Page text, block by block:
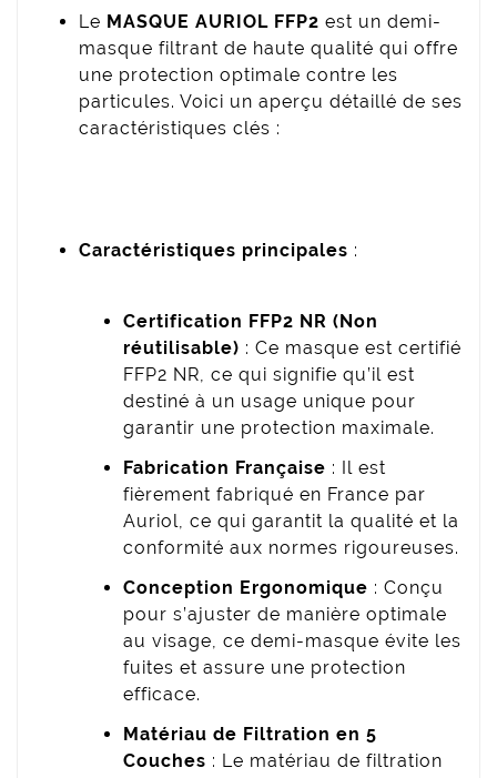
Le MASQUE AURIOL FFP2 est un demi-
masque filtrant de haute qualité qui offre
une protection optimale contre les
particules. Voici un aperçu détaillé de ses
caractéristiques clés :
Caractéristiques principales :
Certification FFP2 NR (Non
réutilisable) : Ce masque est certifié
FFP2 NR, ce qui signifie qu’il est
destiné à un usage unique pour
garantir une protection maximale.
Fabrication Française : Il est
fièrement fabriqué en France par
Auriol, ce qui garantit la qualité et la
conformité aux normes rigoureuses.
Conception Ergonomique : Conçu
pour s’ajuster de manière optimale
au visage, ce demi-masque évite les
fuites et assure une protection
efficace.
Matériau de Filtration en 5
Couches : Le matériau de filtration